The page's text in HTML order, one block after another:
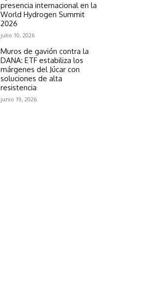
presencia internacional en la
World Hydrogen Summit
2026
julio 10, 2026
Muros de gavión contra la
DANA: ETF estabiliza los
márgenes del Júcar con
soluciones de alta
resistencia
junio 19, 2026